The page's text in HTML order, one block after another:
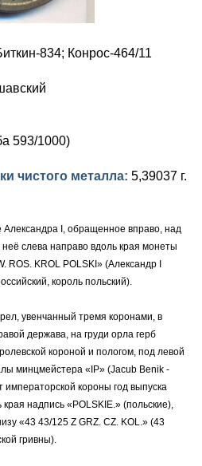
834; Конрос-464/11
593/1000)
чистого металла: 5,39037 г.
Александра I, обращенное вправо, над
слева направо вдоль края монеты
ROS. KROL POLSKI» (Александр I
король польский).
увенчанный тремя коронами, в
держава, на груди орла герб
короной и пологом, под левой
минцмейстера «IP» (Jacub Benik -
императорской короны год выпуска
надпись «POLSKIE.» (польские),
«43 43/125 Z GRZ. CZ. KOL.» (43
гривны).